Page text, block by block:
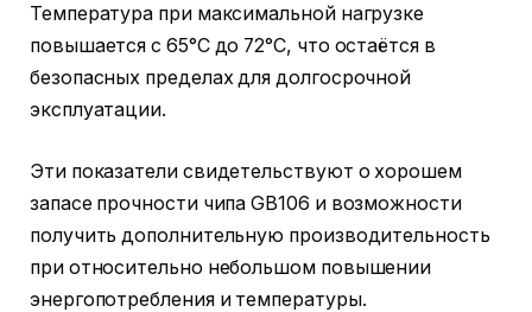
Температура при максимальной нагрузке
повышается с 65°C до 72°C, что остаётся в
безопасных пределах для долгосрочной
эксплуатации.
Эти показатели свидетельствуют о хорошем
запасе прочности чипа GB106 и возможности
получить дополнительную производительность
при относительно небольшом повышении
энергопотребления и температуры.